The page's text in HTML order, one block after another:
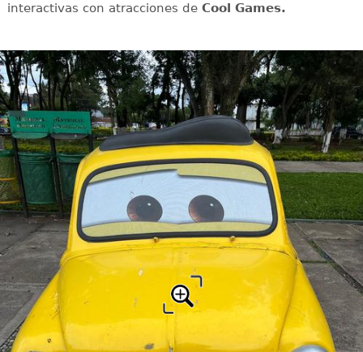
interactivas con atracciones de Cool Games.